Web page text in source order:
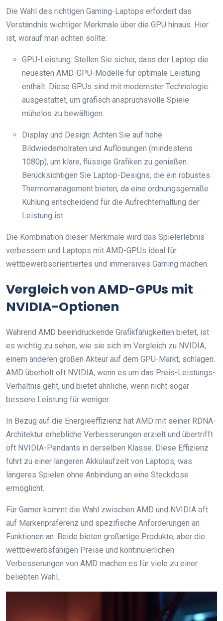
Die Wahl des richtigen Gaming-Laptops erfordert das
Verständnis wichtiger Merkmale über die GPU hinaus. Hier
ist, worauf man achten sollte:
GPU-Leistung: Stellen Sie sicher, dass der Laptop die
neuesten AMD-GPU-Modelle für optimale Leistung
enthält. Diese GPUs sind mit modernster Technologie
ausgestattet, um grafisch anspruchsvolle Spiele
mühelos zu bewältigen.
Display und Design: Achten Sie auf hohe
Bildwiederholraten und Auflösungen (mindestens
1080p), um klare, flüssige Grafiken zu genießen.
Berücksichtigen Sie Laptop-Designs, die ein robustes
Thermomanagement bieten, da eine ordnungsgemäße
Kühlung entscheidend für die Aufrechterhaltung der
Leistung ist.
Die Kombination dieser Merkmale wird das Spielerlebnis
verbessern und Laptops mit AMD-GPUs ideal für
wettbewerbsorientiertes und immersives Gaming machen.
Vergleich von AMD-GPUs mit
NVIDIA-Optionen
Während AMD beeindruckende Grafikfähigkeiten bietet, ist
es wichtig zu sehen, wie sie sich im Vergleich zu NVIDIA,
einem anderen großen Akteur auf dem GPU-Markt, schlagen.
AMD überholt oft NVIDIA, wenn es um das Preis-Leistungs-
Verhältnis geht, und bietet ähnliche, wenn nicht sogar
bessere Leistung für weniger.
In Bezug auf die Energieeffizienz hat AMD mit seiner RDNA-
Architektur erhebliche Verbesserungen erzielt und übertrifft
oft NVIDIA-Pendants in derselben Klasse. Diese Effizienz
führt zu einer längeren Akkulaufzeit von Laptops, was
längeres Spielen ohne Anbindung an eine Steckdose
ermöglicht.
Für Gamer kommt die Wahl zwischen AMD und NVIDIA oft
auf Markenpräferenz und spezifische Anforderungen an
Funktionen an. Beide bieten großartige Produkte, aber die
wettbewerbsfähigen Preise und kontinuierlichen
Verbesserungen von AMD machen es für viele zu einer
beliebten Wahl.